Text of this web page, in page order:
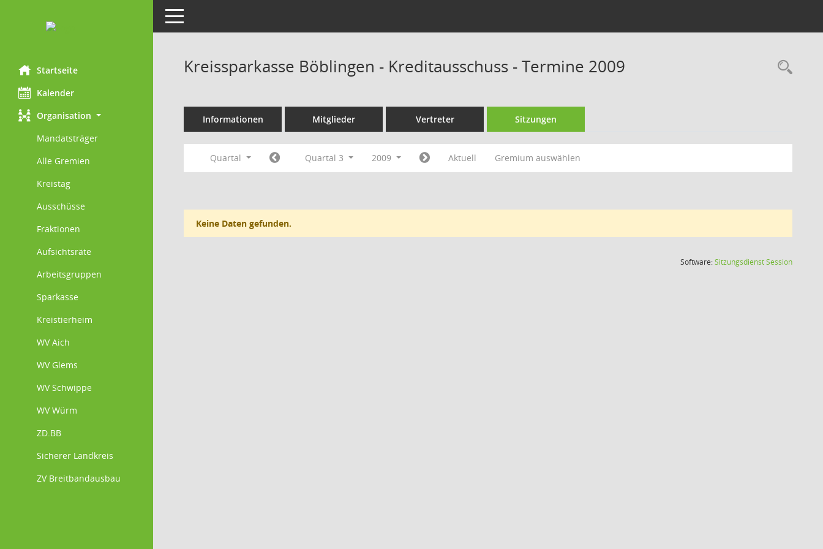
Startseite
Kalender
Organisation
Mandatsträger
Alle Gremien
Kreistag
Ausschüsse
Fraktionen
Aufsichtsräte
Arbeitsgruppen
Sparkasse
Kreistierheim
WV Aich
WV Glems
WV Schwippe
WV Würm
ZD.BB
Sicherer Landkreis
ZV Breitbandausbau
Toggle navigation
Kreissparkasse Böblingen - Kreditausschuss - Termine 2009
Informationen Mitglieder Vertreter Sitzungen
Quartal Quartal 3 2009 Aktuell Gremium auswählen
Keine Daten gefunden.
Software:SitzungsdienstSession(Wird in